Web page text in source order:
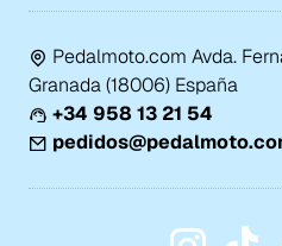
Pedalmoto.com Avda.
Granada (18006) España
+34 958 13 21 54